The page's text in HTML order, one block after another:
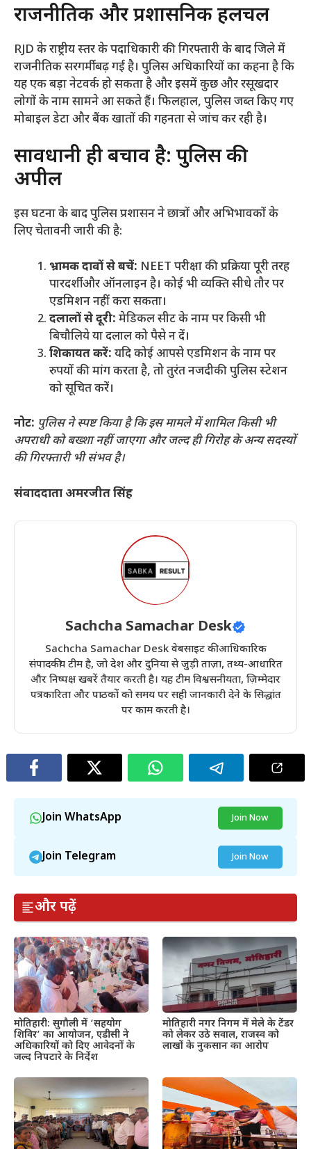
​राजनीतिक और प्रशासनिक हलचल
​RJD के राष्ट्रीय स्तर के पदाधिकारी की गिरफ्तारी के बाद जिले में
राजनीतिक सरगर्मी बढ़ गई है। पुलिस अधिकारियों का कहना है कि
यह एक बड़ा नेटवर्क हो सकता है और इसमें कुछ और रसूखदार
लोगों के नाम सामने आ सकते हैं। फिलहाल, पुलिस जब्त किए गए
मोबाइल डेटा और बैंक खातों की गहनता से जांच कर रही है।
​सावधानी ही बचाव है: पुलिस की
अपील
​इस घटना के बाद पुलिस प्रशासन ने छात्रों और अभिभावकों के
लिए चेतावनी जारी की है:
भ्रामक दावों से बचें: NEET परीक्षा की प्रक्रिया पूरी तरह
पारदर्शी और ऑनलाइन है। कोई भी व्यक्ति सीधे तौर पर
एडमिशन नहीं करा सकता।
दलालों से दूरी: मेडिकल सीट के नाम पर किसी भी
बिचौलिये या दलाल को पैसे न दें।
शिकायत करें: यदि कोई आपसे एडमिशन के नाम पर
रुपयों की मांग करता है, तो तुरंत नजदीकी पुलिस स्टेशन
को सूचित करें।
नोट: पुलिस ने स्पष्ट किया है कि इस मामले में शामिल किसी भी
अपराधी को बख्शा नहीं जाएगा और जल्द ही गिरोह के अन्य सदस्यों
की गिरफ्तारी भी संभव है।
संवाददाता अमरजीत सिंह
Sachcha Samachar Desk
Sachcha Samachar Desk वेबसाइट की आधिकारिक
संपादकीय टीम है, जो देश और दुनिया से जुड़ी ताज़ा, तथ्य-आधारित
और निष्पक्ष खबरें तैयार करती है। यह टीम विश्वसनीयता, ज़िम्मेदार
पत्रकारिता और पाठकों को समय पर सही जानकारी देने के सिद्धांत
पर काम करती है।
Join WhatsApp Join Now
Join Telegram Join Now
और पढ़ें
मोतिहारी: सुगौली में ‘सहयोग
शिविर’ का आयोजन, एडीसी ने
अधिकारियों को दिए आवेदनों के
जल्द निपटारे के निर्देश
मोतिहारी नगर निगम में मेले के टेंडर
को लेकर उठे सवाल, राजस्व को
लाखों के नुकसान का आरोप